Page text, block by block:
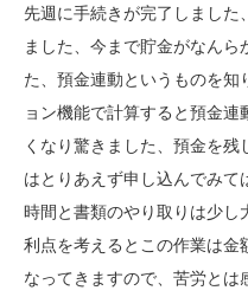
先週に手続きが完了しました
ました、今まで貯金がなん
た、預金連動というものを知
ョン機能で計算すると預金
くなり驚きました、預金を
はとりあえず申し込んでみて
時間と書類のやり取りは少し
利点を考えるとこの作業は金
なってきますので、苦労とは